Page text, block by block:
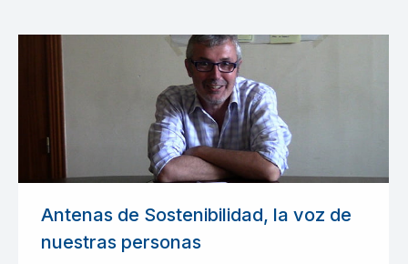
Antenas de Sostenibilidad, la voz de
nuestras personas